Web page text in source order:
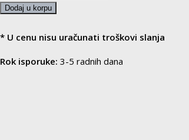
multi
-
šipka
Dodaj u korpu
* U cenu nisu uračunati troškovi slanja
Rok isporuke: 3-5 radnih dana